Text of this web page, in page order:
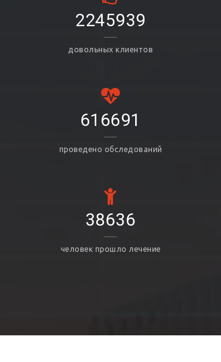
2245939
довольных клиентов
616691
проведено обследований
38636
человек прошло лечение